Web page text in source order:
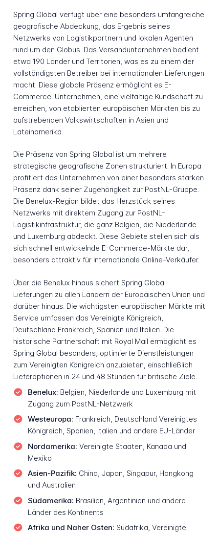
Spring Global verfügt über eine besonders umfangreiche
geografische Abdeckung, das Ergebnis seines
Netzwerks von Logistikpartnern und lokalen Agenten
rund um den Globus. Das Versandunternehmen bedient
etwa 190 Länder und Territorien, was es zu einem der
vollständigsten Betreiber bei internationalen Lieferungen
macht. Diese globale Präsenz ermöglicht es E-
Commerce-Unternehmen, eine vielfältige Kundschaft zu
erreichen, von etablierten europäischen Märkten bis zu
aufstrebenden Volkswirtschaften in Asien und
Lateinamerika.
Die Präsenz von Spring Global ist um mehrere
strategische geografische Zonen strukturiert. In Europa
profitiert das Unternehmen von einer besonders starken
Präsenz dank seiner Zugehörigkeit zur PostNL-Gruppe.
Die Benelux-Region bildet das Herzstück seines
Netzwerks mit direktem Zugang zur PostNL-
Logistikinfrastruktur, die ganz Belgien, die Niederlande
und Luxemburg abdeckt. Diese Gebiete stellen sich als
sich schnell entwickelnde E-Commerce-Märkte dar,
besonders attraktiv für internationale Online-Verkäufer.
Über die Benelux hinaus sichert Spring Global
Lieferungen zu allen Ländern der Europäischen Union und
darüber hinaus. Die wichtigsten europäischen Märkte mit
Service umfassen das Vereinigte Königreich,
Deutschland Frankreich, Spanien und Italien. Die
historische Partnerschaft mit Royal Mail ermöglicht es
Spring Global besonders, optimierte Dienstleistungen
zum Vereinigten Königreich anzubieten, einschließlich
Lieferoptionen in 24 und 48 Stunden für britische Ziele.
Benelux: Belgien, Niederlande und Luxemburg mit
Zugang zum PostNL-Netzwerk
Westeuropa: Frankreich, Deutschland Vereinigtes
Königreich, Spanien, Italien und andere EU-Länder
Nordamerika: Vereinigte Staaten, Kanada und
Mexiko
Asien-Pazifik: China, Japan, Singapur, Hongkong
und Australien
Südamerika: Brasilien, Argentinien und andere
Länder des Kontinents
Afrika und Naher Osten: Südafrika, Vereinigte